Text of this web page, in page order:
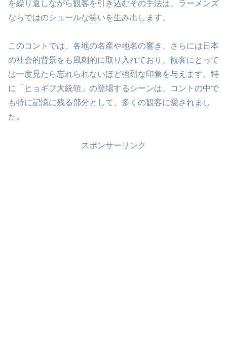
を繰り返しながら観客を引き込むその手法は、ラーメンズ
ならではのシュールな笑いを生み出します。
このコントでは、各地の名産や地名の響き、さらには日本
の社会的背景をも風刺的に取り入れており、観客にとって
は一度見たら忘れられないほど強烈な印象を与えます。特
に「ヒョギフ大統領」の登場するシーンは、コントの中で
も特に記憶に残る部分として、多くの観客に愛されまし
た。
スポンサーリンク